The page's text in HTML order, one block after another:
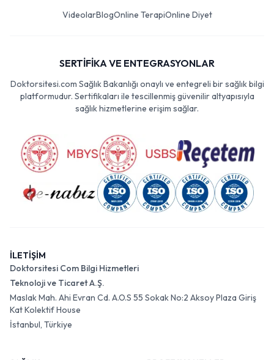
VideolarBlogOnline TerapiOnline Diyet
SERTİFİKA VE ENTEGRASYONLAR
Doktorsitesi.com Sağlık Bakanlığı onaylı ve entegreli bir sağlık bilgi
platformudur. Sertifikaları ile tescillenmiş güvenilir altyapısıyla
sağlık hizmetlerine erişim sağlar.
İLETİŞİM
Doktorsitesi Com Bilgi Hizmetleri
Teknoloji ve Ticaret A.Ş.
Maslak Mah. Ahi Evran Cd. A.O.S 55 Sokak No:2 Aksoy Plaza Giriş
Kat Kolektif House
İstanbul, Türkiye